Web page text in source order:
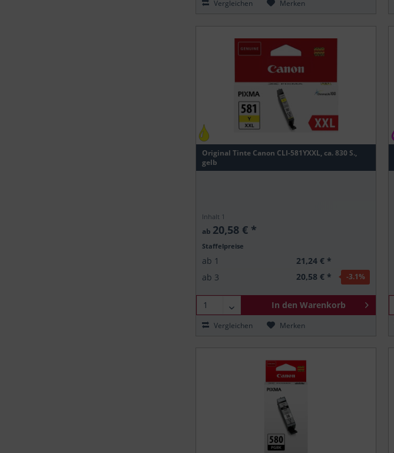
Vergleichen Merken
Original Tinte Canon CLI-581YXXL, ca. 830 S.,
gelb
Inhalt 1
ab 20,58 € *
Staffelpreise
ab 1
21,24 € *
ab 3 20,58 € * -3.1%
In den Warenkorb
Vergleichen Merken